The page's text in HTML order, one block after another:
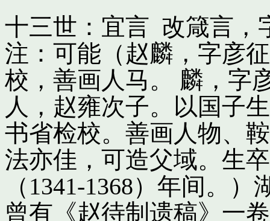
十三世：宜言 改箴言，
注：可能（赵麟，字彦
校，善画人马。 麟，字
人，赵雍次子。以国子
书省检校。善画人物、
法亦佳，可造父域。生
（1341-1368）年间。
曾有《赵待制遗稿》一